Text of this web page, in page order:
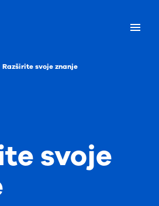
Razširite svoje znanje
svoje